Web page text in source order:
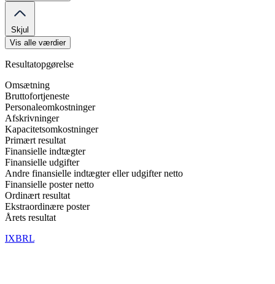
Skjul
Vis alle værdier
Resultatopgørelse
Omsætning
Bruttofortjeneste
Personaleomkostninger
Afskrivninger
Kapacitetsomkostninger
Primært resultat
Finansielle indtægter
Finansielle udgifter
Andre finansielle indtægter eller udgifter netto
Finansielle poster netto
Ordinært resultat
Ekstraordinære poster
Årets resultat
IXBRL